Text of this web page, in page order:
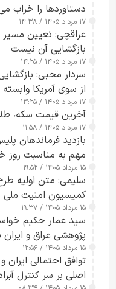
دستاوردها را خراب
۱۷ مرداد ۱۴۰۵ / ۱۴:۳۸
عراقچی: تعیین مسیر
بازگشایی آن نیست
۱۷ مرداد ۱۴۰۵ / ۱۴:۲۵
سردار محبی:
از سوی آمریکا
۱۷ مرداد ۱۴۰۵ / ۱۳:۲۵
آخرین قیمت سکه، طلا و دلار 17
۱۷ مرداد ۱۴۰۵ / ۱۱:۵۸
بازدید فرماندهان
مهم به مناسبت روز
تقویت امنیت و
۱۵ مرداد ۱۴۰۵ / ۱۹:۵۲
سلیمی: متن اولیه
کمیسیون امنیت
۱۵ مرداد ۱۴۰۵ / ۱۹:۳۷
سید عمار حکیم
پژوهشی عراق و
۱۵ مرداد ۱۴۰۵ / ۱۲:۵۶
توافق احتمالی ایران
اصلی بر سر کنترل